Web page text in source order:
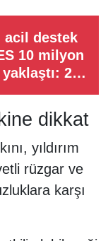
acil destek
10 milyon
239
dikkat
yıldırım
rüzgar ve
karşı